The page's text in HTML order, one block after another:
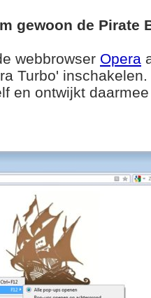
gewoon de Pirate
webbrowser Opera
Turbo'
en ontwijkt